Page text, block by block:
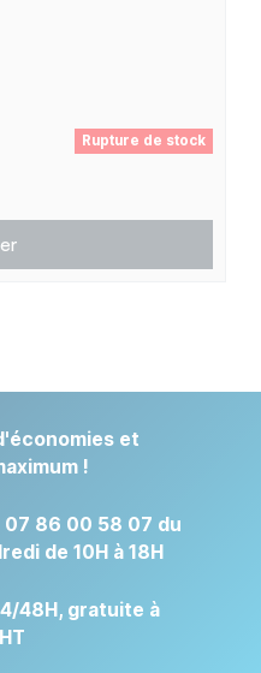
Rupture de stock
et
!
86 00 58 07 du
de 10H à 18H
48H, gratuite à